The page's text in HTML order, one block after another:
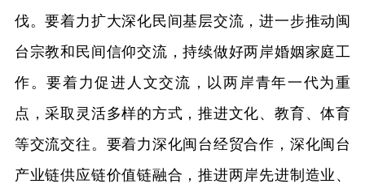
伐。要着力扩大深化民间基层交流，进一步推动闽
台宗教和民间信仰交流，持续做好两岸婚姻家庭工
作。要着力促进人文交流，以两岸青年一代为重
点，采取灵活多样的方式，推进文化、教育、体育
等交流交往。要着力深化闽台经贸合作，深化闽台
产业链供应链价值链融合，推进两岸先进制造业、